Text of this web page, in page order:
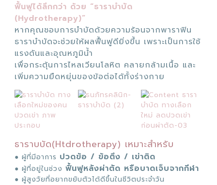
ฟื้นฟูได้ลึกกว่า ด้วย “ธาราบำบัด
(Hydrotherapy)”
หากคุณชอบการบำบัดด้วยความร้อนจากพาราฟิน
ธาราบำบัดจะช่วยให้ผลฟื้นฟูดียิ่งขึ้น เพราะเป็นการใช้
แรงดันและอุณหภูมิน้ำ
เพื่อกระตุ้นการไหลเวียนโลหิต คลายกล้ามเนื้อ และ
เพิ่มความยืดหยุ่นของข้อต่อได้ทั้งร่างกาย
ธาราบบัด(Htdrotherapy) เหมาะสำหรับ
● ผู้ที่มีอาการ ปวดข้อ / ข้อตึง / เข่าติด
● ผู้ที่อยู่ในช่วง ฟื้นฟูหลังผ่าตัด หรือบาดเจ็บจากกีฬา
● ผู้สูงวัยที่อยากขยับตัวได้ดีขึ้นในชีวิตประจำวัน